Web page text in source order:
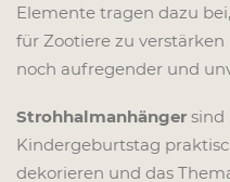
Elemente tragen dazu
für Zootiere zu
noch aufregender und
Strohhalmanhänger sind
Kindergeburtstag
dekorieren und das